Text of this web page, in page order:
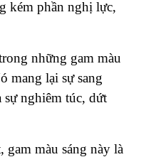
kém phần nghị lực,
những gam màu
mang lại sự sang
sự nghiêm túc, dứt
gam màu sáng này là